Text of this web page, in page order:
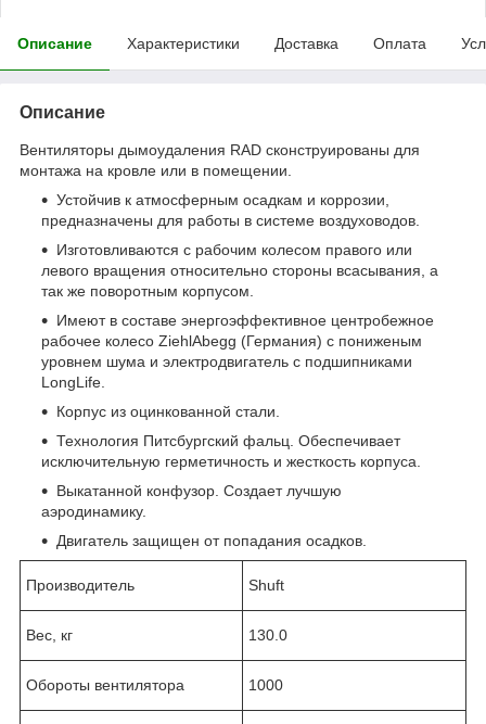
Описание Характеристики Доставка Оплата
Описание
Вентиляторы дымоудаления RAD сконструированы для
монтажа на кровле или в помещении.
Устойчив к атмосферным осадкам и коррозии,
предназначены для работы в системе воздуховодов.
Изготовливаются с рабочим колесом правого или
левого вращения относительно стороны всасывания, а
так же поворотным корпусом.
Имеют в составе энергоэффективное центробежное
рабочее колесо ZiehlAbegg (Германия) с пониженым
уровнем шума и электродвигатель с подшипниками
LongLife.
Корпус из оцинкованной стали.
Технология Питсбургский фальц. Обеспечивает
исключительную герметичность и жесткость корпуса.
Выкатанной конфузор. Создает лучшую
аэродинамику.
Двигатель защищен от попадания осадков.
Производитель Shuft
Вес, кг 130.0
Обороты вентилятора 1000